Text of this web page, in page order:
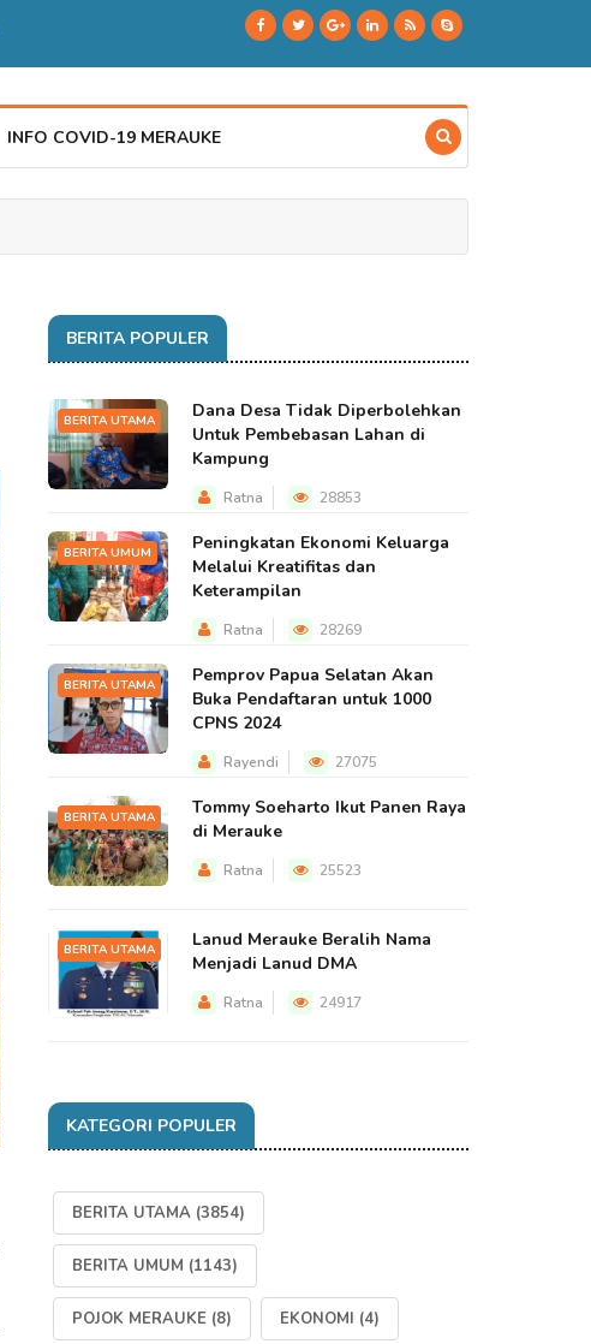
INFO COVID-19 MERAUKE
BERITA POPULER
BERITA UTAMA
Dana Desa Tidak Diperbolehkan
Untuk Pembebasan Lahan di
Kampung
Ratna 28853
BERITA UMUM
Peningkatan Ekonomi Keluarga
Melalui Kreatifitas dan
Keterampilan
Ratna 28269
BERITA UTAMA
Pemprov Papua Selatan Akan
Buka Pendaftaran untuk 1000
CPNS 2024
Rayendi 27075
BERITA UTAMA
Tommy Soeharto Ikut Panen Raya
di Merauke
Ratna 25523
BERITA UTAMA
Lanud Merauke Beralih Nama
Menjadi Lanud DMA
Ratna 24917
KATEGORI POPULER
BERITA UTAMA (3854)
BERITA UMUM (1143)
POJOK MERAUKE (8) EKONOMI (4)